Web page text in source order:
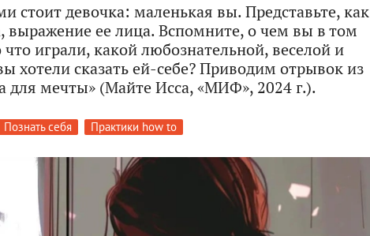
стоит девочка: маленькая вы. Представьте, как
выражение ее лица. Вспомните, о чем вы в том
играли, какой любознательной, веселой и
хотели сказать ей-себе? Приводим отрывок из
для мечты» (Майте Исса, «МИФ», 2024 г.).
Познать себя Практики how to